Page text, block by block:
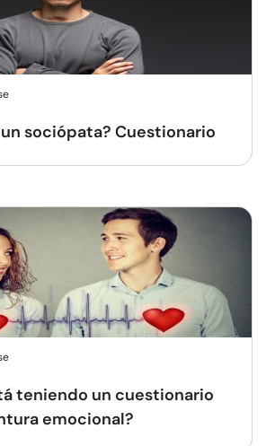
sociópata? Cuestionario
teniendo un cuestionario
emocional?